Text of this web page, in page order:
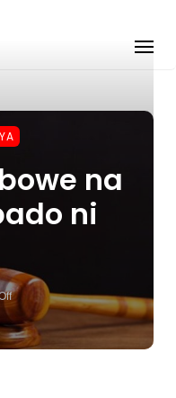
na
ni
On
Sakata
La
Mbowe